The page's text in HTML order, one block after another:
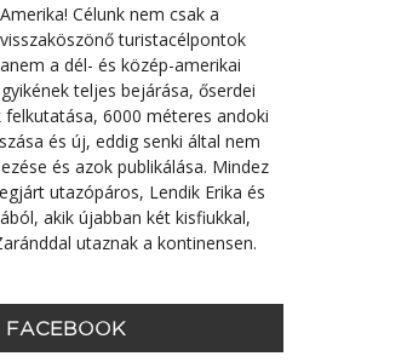
Célunk nem csak a
turistacélpontok
a dél- és közép-amerikai
teljes bejárása, őserdei
felkutatása, 6000 méteres andoki
és új, eddig senki által nem
és azok publikálása. Mindez
utazópáros, Lendik Erika és
akik újabban két kisfiukkal,
utaznak a kontinensen.
FACEBOOK